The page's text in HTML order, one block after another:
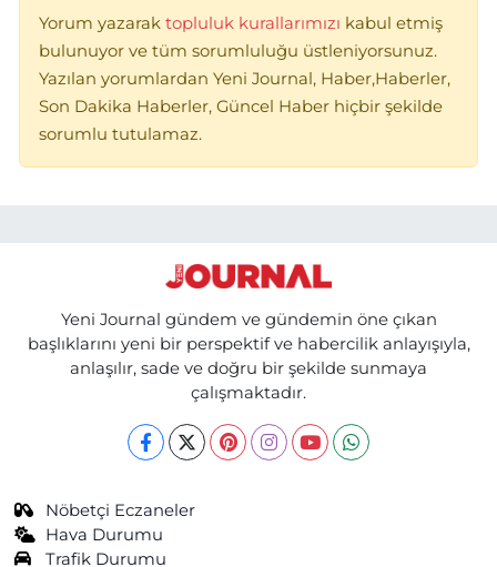
Yorum yazarak topluluk kurallarımızı kabul etmiş
bulunuyor ve tüm sorumluluğu üstleniyorsunuz.
Yazılan yorumlardan Yeni Journal, Haber,Haberler,
Son Dakika Haberler, Güncel Haber hiçbir şekilde
sorumlu tutulamaz.
Yeni Journal gündem ve gündemin öne çıkan
başlıklarını yeni bir perspektif ve habercilik anlayışıyla,
anlaşılır, sade ve doğru bir şekilde sunmaya
çalışmaktadır.
Nöbetçi Eczaneler
Hava Durumu
Trafik Durumu